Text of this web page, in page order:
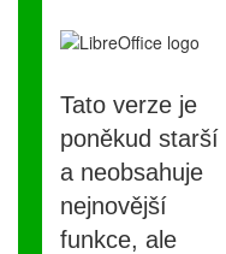
Tato verze je
poněkud starší
a neobsahuje
nejnovější
funkce, ale